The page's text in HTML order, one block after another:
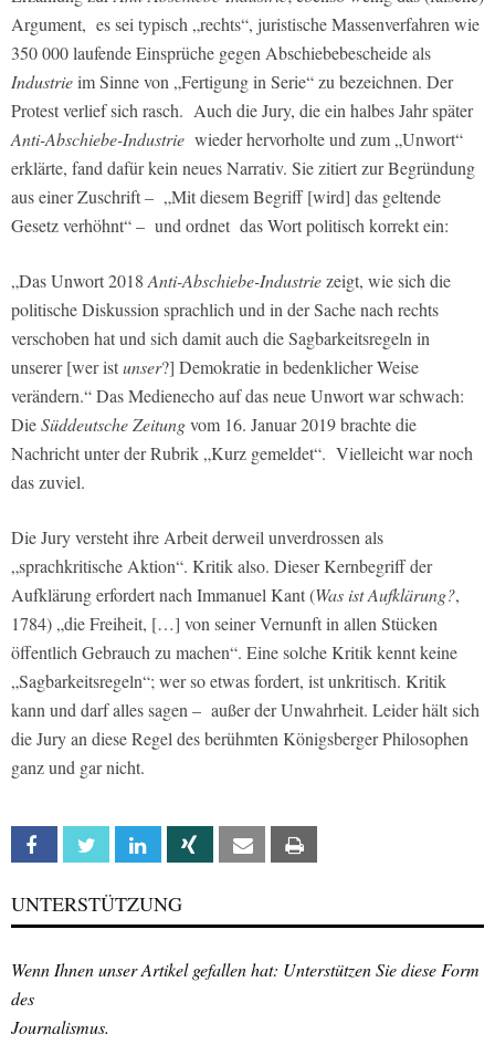
Argument, es sei typisch „rechts“, juristische Massenverfahren wie
350 000 laufende Einsprüche gegen Abschiebebescheide als
Industrieim Sinne von „Fertigung in Serie“ zu bezeichnen. Der
Protest verlief sich rasch. Auch die Jury, die ein halbes Jahr später
Anti-Abschiebe-Industrie wieder hervorholte und zum „Unwort“
erklärte, fand dafür kein neues Narrativ. Sie zitiert zur Begründung
aus einer Zuschrift – „Mit diesem Begriff [wird] das geltende
Gesetz verhöhnt“ – und ordnet das Wort politisch korrekt ein:
„Das Unwort 2018Anti-Abschiebe-Industriezeigt, wie sich die
politische Diskussion sprachlich und in der Sache nach rechts
verschoben hat und sich damit auch die Sagbarkeitsregeln in
unserer [wer istunser?] Demokratie in bedenklicher Weise
verändern.“ Das Medienecho auf das neue Unwort war schwach:
DieSüddeutsche Zeitungvom 16. Januar 2019 brachte die
Nachricht unter der Rubrik „Kurz gemeldet“. Vielleicht war noch
das zuviel.
Die Jury versteht ihre Arbeit derweil unverdrossen als
„sprachkritische Aktion“. Kritik also. Dieser Kernbegriff der
Aufklärung erfordert nach Immanuel Kant (Was ist Aufklärung?,
1784) „die Freiheit, […] von seiner Vernunft in allen Stücken
öffentlich Gebrauch zu machen“. Eine solche Kritik kennt keine
„Sagbarkeitsregeln“; wer so etwas fordert, ist unkritisch. Kritik
kann und darf alles sagen – außer der Unwahrheit. Leider hält sich
die Jury an diese Regel des berühmten Königsberger Philosophen
ganz und gar nicht.
Facebook Twitter Linkedin Xing Email
UNTERSTÜTZUNG
Wenn Ihnen unser Artikel gefallen hat: Unterstützen Sie diese Form
des
Journalismus.